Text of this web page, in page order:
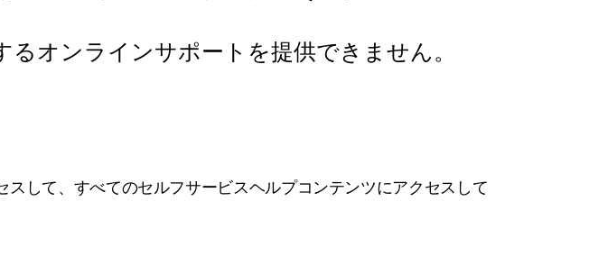
オンラインサポートを提供できません。
して、すべてのセルフサービスヘルプコンテンツにアクセスして